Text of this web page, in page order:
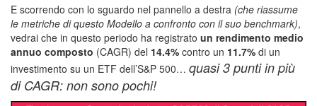
E scorrendo con lo sguardo nel pannello a destra (che riassume
le metriche di questo Modello a confronto con il suo benchmark),
vedrai che in questo periodo ha registrato un rendimento medio
annuo composto (CAGR) del 14.4% contro un 11.7% di un
investimento su un ETF dell’S&P 500… quasi 3 punti in più
di CAGR: non sono pochi!